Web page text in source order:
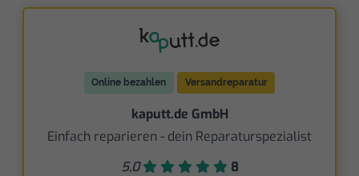
Online bezahlen Versandreparatur
kaputt.de GmbH
Einfach reparieren - dein Reparaturspezialist
5,0
8